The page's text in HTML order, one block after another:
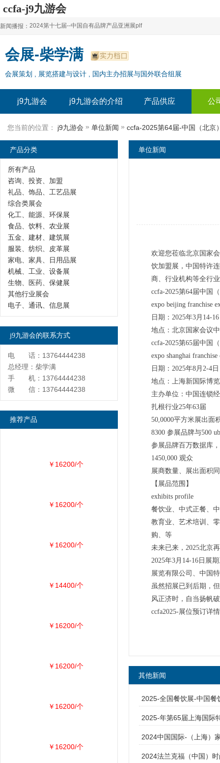
ccfa-j9九游会
新闻播报：
2024上海自有品牌展--百货展|食品展 零售展|oem展
2024全球自有--品牌产品亚洲展（plf）
2024上海自有品牌展--2024上海oem 贴牌代加工展
2024第十七届--中国自有品牌产品亚洲展plf
2024全球自有--品牌产品亚洲展（plf）
2024年上海--第17届自有品牌展
会展-柴学满
会展策划 , 展览搭建与设计 , 国内主办招展与国外联合组展
j9九游会 j9九游会的介绍 产品供应 公
您当前的位置： j9九游会 » 单位新闻 » ccfa-2025第64届-中国（北京
单位新闻
欢迎您莅临北京国家
饮加盟展，中国特许
商、行业机构等全行
ccfa-2025第64届中国
expo beijing franchise
日期：2025年3月14-
地点：北京国家会议
ccfa-2025第65届中国
expo shanghai
日期：2025年8月2-4日
地点：上海新国际博
主办单位：中国连锁
扎根行业25年63届
50,0000平方米展出面
8300 参展品牌与500
参展品牌百万数据库，
1450,000 观众
展商数量、展出面积
【展品范围】
exhibits profile
餐饮业、中式正餐、
教育业、艺术培训、
购、等
未来已来，2025北京
2025年3月14-16日展
展览有限公司、中国
虽然招展已到后期，
风正济时，自当扬帆
ccfa2025-展位预订详
其他新闻
2025-全国餐饮展-中国餐
2025-年第65届上海国际
2024中国国际-（上海）
2024法兰克福（中国）
产品分类
所有产品
咨询、投资、加盟
礼品、饰品、工艺品展
综合类展会
化工、能源、环保展
食品、饮料、农业展
五金、建材、建筑展
服装、纺织、皮革展
家电、家具、日用品展
机械、工业、设备展
生物、医药、保健展
其他行业展会
电子、通讯、信息展
j9九游会的联系方式
电 话：13764444238
总经理：柴学满
手 机：13764444238
微 信：13764444238
推荐产品
￥16200/个
￥16200/个
￥16200/个
￥14400/个
￥16200/个
￥16200/个
￥16200/个
￥16200/个